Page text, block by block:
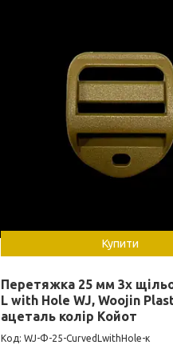
Купити
Перетяжка 25 мм 3х
L with Hole WJ, Woojin
ацеталь колір Койот
WJ-Ф-25-CurvedLwithНоle-к